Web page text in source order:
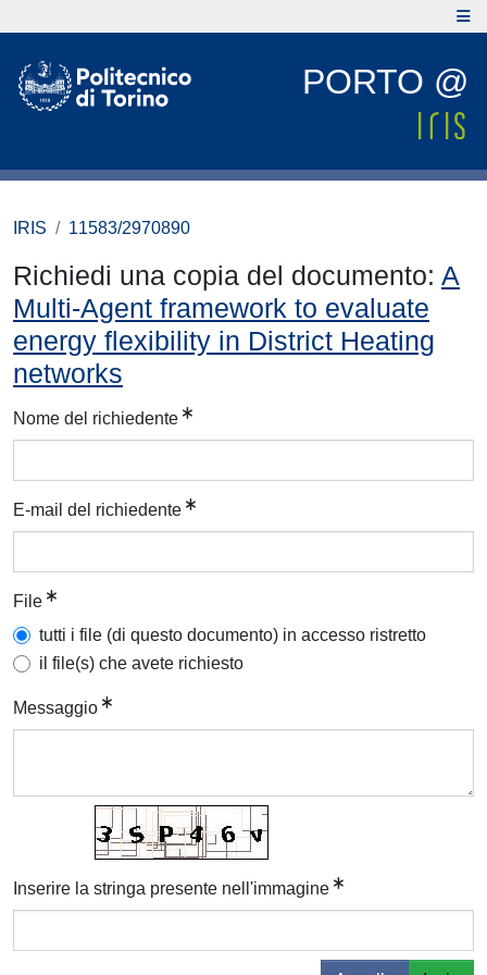
PORTO @
IRIS 11583/2970890
Richiedi una copia del documento: A
Multi-Agent framework to evaluate
energy flexibility in District Heating
networks
Nome del richiedente
E-mail del richiedente
File
tutti i file (di questo documento) in accesso ristretto
il file(s) che avete richiesto
Messaggio
Inserire la stringa presente nell'immagine